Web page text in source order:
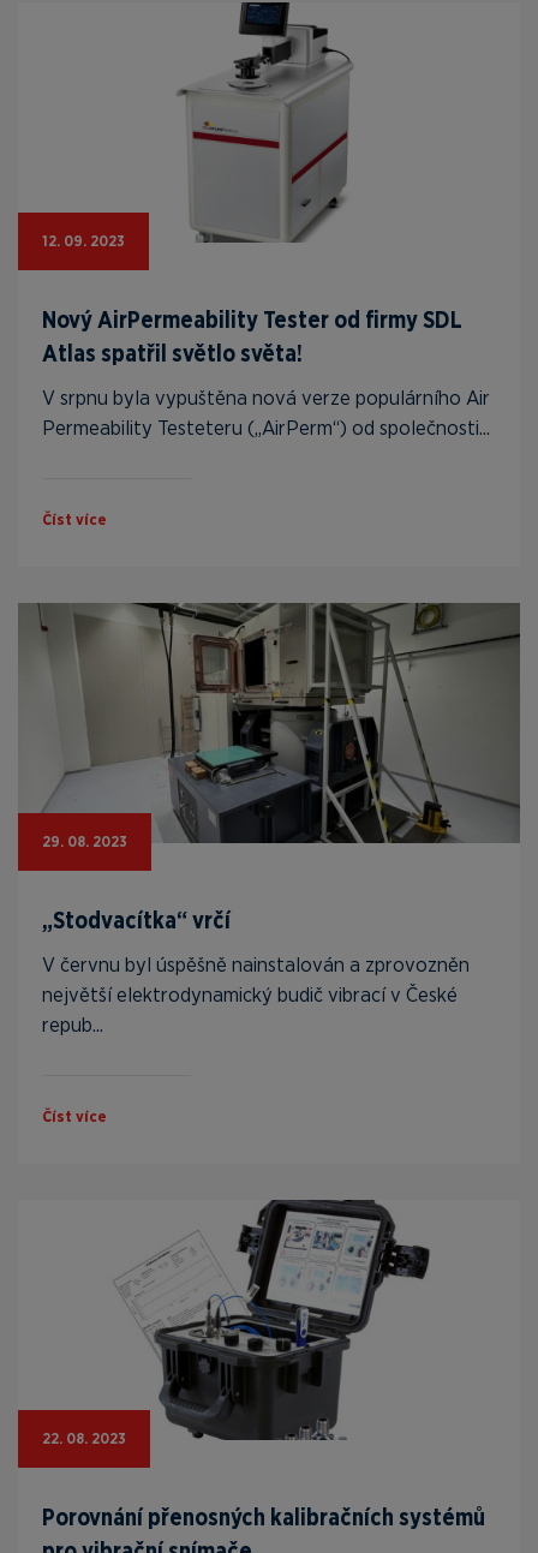
12. 09. 2023
Nový AirPermeability Tester od firmy SDL
Atlas spatřil světlo světa!
V srpnu byla vypuštěna nová verze populárního Air
Permeability Testeteru („AirPerm“) od společnosti...
Číst více
29. 08. 2023
„Stodvacítka“ vrčí
V červnu byl úspěšně nainstalován a zprovozněn
největší elektrodynamický budič vibrací v České
repub...
Číst více
22. 08. 2023
Porovnání přenosných kalibračních systémů